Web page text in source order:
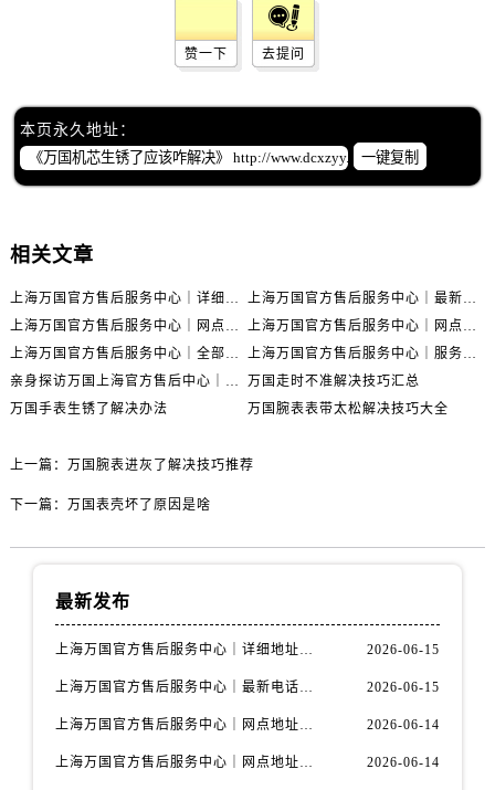
赞一下 去提问
本页永久地址：
一键复制
相关文章
上海万国官方售后服务中心｜详细地址与售后电话权威信息公示（2026年6月最新）
上海万国官方售后服务中心｜最新电话及地址权威信息公示（2026年6月最新）
上海万国官方售后服务中心｜网点地址及热线权威信息公示（2026年6月最新）
上海万国官方售后服务中心｜网点地址与服务热线权威信息公示（2026年6月最新）
上海万国官方售后服务中心｜全部网点地址电话权威信息公示（2026年6月最新）
上海万国官方售后服务中心｜服务热线及办公地址权威信息公示（2026年6月最新）
亲身探访万国上海官方售后中心｜地址报修全流程真实经历（2026年6月最新）
万国走时不准解决技巧汇总
万国手表生锈了解决办法
万国腕表表带太松解决技巧大全
上一篇： 万国腕表进灰了解决技巧推荐
下一篇： 万国表壳坏了原因是啥
最新发布
上海万国官方售后服务中心｜详细地址与售后电话权威信息公示（2026年6月最新） 2026-06-15
上海万国官方售后服务中心｜最新电话及地址权威信息公示（2026年6月最新） 2026-06-15
上海万国官方售后服务中心｜网点地址及热线权威信息公示（2026年6月最新） 2026-06-14
上海万国官方售后服务中心｜网点地址与服务热线权威信息公示（2026年6月最新） 2026-06-14